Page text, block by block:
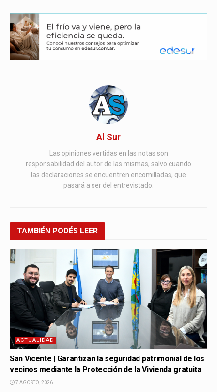
Al Sur
Las opiniones vertidas en las notas son
responsabilidad del autor de las mismas, salvo cuando
las declaraciones se encuentren encomilladas, que
pasará a ser del entrevistado.
TAMBIÉN PODÉS LEER
ACTUALIDAD
San Vicente | Garantizan la seguridad patrimonial de los
vecinos mediante la Protección de la Vivienda gratuita
7 AGOSTO, 2026